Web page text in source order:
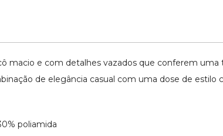
macio e com detalhes vazados que conferem
de elegância casual com uma dose de estilo
poliamida